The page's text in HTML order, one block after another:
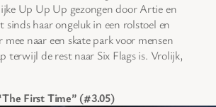
Up Up Up gezongen door Artie en
haar ongeluk in een rolstoel en
naar een skate park voor mensen
terwijl de rest naar Six Flags is. Vrolijk,
First Time” (#3.05)